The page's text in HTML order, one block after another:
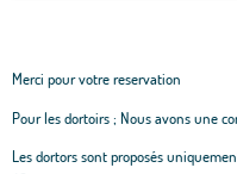
Merci pour votre reservation
Pour les dortoirs ; Nous avons une
Les dortors sont proposés